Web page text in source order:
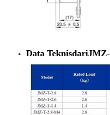
Data Teknisdari